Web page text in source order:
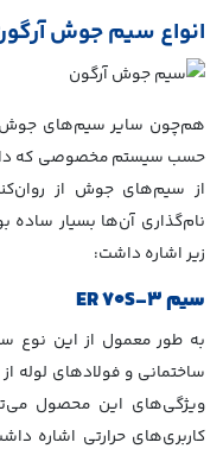
انواع سیم جوش
هم‌چون سایر سیم‌های جوش،
حسب سیستم مخصوصی که
از سیم‌های جوش از
نام‌گذاری آن‌ها بسیار ساده
زیر اشاره داشت:
سیمER 70S-3
به طور معمول از این نوع
ساختمانی و فولادهای لوله
ویژگی‌های این محصول